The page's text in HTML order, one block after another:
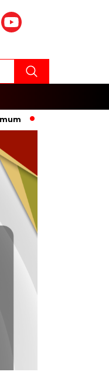
Inovasi Baru, Wali